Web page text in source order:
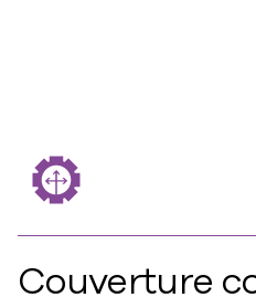
Couverture